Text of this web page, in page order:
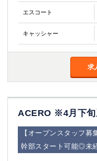
エスコート
キャッシャー
求
ACERO ※4月下旬
【オープンスタッフ
幹部スタート可能◎未